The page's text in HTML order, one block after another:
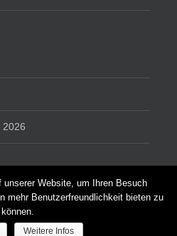
2026
Allenstein e. V. |
| Alle Rechte vorbehalten
unserer Website, um Ihren Besuch
mehr Benutzerfreundlichkeit bieten zu
können.
Weitere Infos